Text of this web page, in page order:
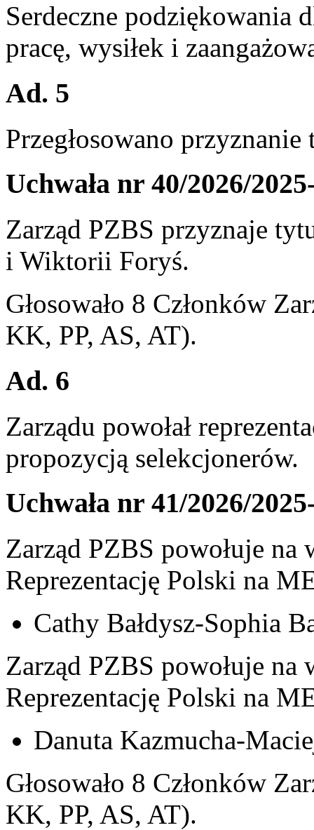
Serdeczne
pracę, wysiłek i
Ad. 5
Przegłosowano
Uchwała nr 40/2026/
Zarząd PZBS przyznaje
i Wiktorii Foryś.
Głosowało 8 Członków
KK, PP, AS, AT).
Ad. 6
Zarządu powołał
propozycją selekcjonerów.
Uchwała nr 41/2026/
Zarząd PZBS powołuje na
Reprezentację Polski na
Cathy Bałdysz-Sophia
Zarząd PZBS powołuje na
Reprezentację Polski na
Danuta Kazmucha-
Głosowało 8 Członków
KK, PP, AS, AT).